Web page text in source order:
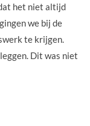
het niet altijd
we bij de
te krijgen.
Dit was niet